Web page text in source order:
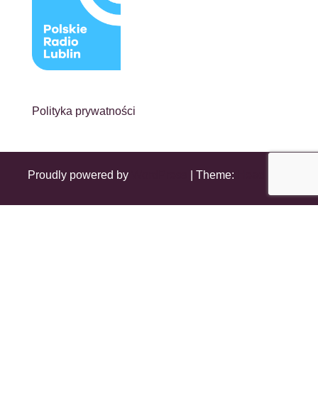
Polityka prywatności
Proudly powered by Theme: